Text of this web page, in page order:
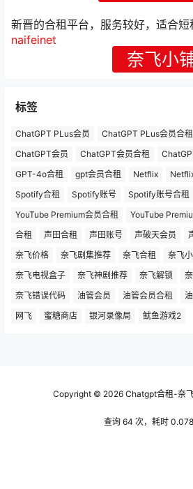
新晋的合租平台，服务较好，适合
naifeinet
奈飞小
标签
ChatGPT PLus会员 ChatGPT PLus会员合租
ChatGPT会员
ChatGPT会员合租
GPT-4o合租
gpt会员合租 Netflix
Spotify合租
Spotify账号
Spotify账号合租
YouTube Premium会员合租
YouTube
合租
声田合租 声田账号 声破天会员
奈飞价格
奈飞剧集推荐 奈飞合租 奈飞
奈飞电视盒子
奈飞神剧推荐 奈飞解锁
奈飞错误代码
油管会员 油管会员合租
网飞
蜜糖商店 银河录像局 鱿鱼游戏2
Copyright © 2026Chatgpt合租-奈
查询 64 次，耗时